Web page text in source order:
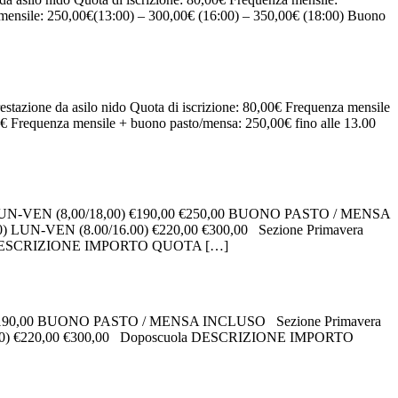
250,00€(13:00) – 300,00€ (16:00) – 350,00€ (18:00) Buono
da asilo nido Quota di iscrizione: 80,00€ Frequenza mensile
mensile + buono pasto/mensa: 250,00€ fino alle 13.00
VEN (8,00/18,00) €190,00 €250,00 BUONO PASTO / MENSA
VEN (8.00/16.00) €220,00 €300,00 Sezione Primavera
IMPORTO QUOTA […]
BUONO PASTO / MENSA INCLUSO Sezione Primavera
€300,00 Doposcuola DESCRIZIONE IMPORTO